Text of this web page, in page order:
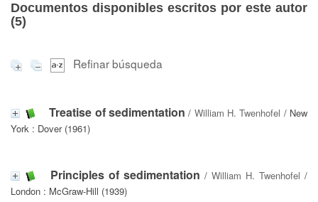
Documentos disponibles escritos por este autor
(5)
Refinar búsqueda
Treatise of sedimentation / William H. Twenhofel / New
York : Dover (1961)
Principles of sedimentation / William H. Twenhofel /
London : McGraw-Hill (1939)